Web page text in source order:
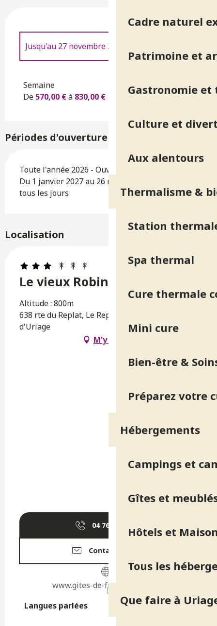
Cadre naturel
Patrimoine et
Gastronomie
Culture et
Aux alentours
Thermalisme &
Station
Spa thermal
Cure thermale
Mini cure
Bien-être &
Préparez votre
Hébergements
Campings et
Gîtes et
Hôtels et
Tous les
Que faire à
Jusqu'au 27 novembre 2026
Semaine
De 570,00 €à 830,00 €
Périodes d'ouverture
Toute l'année 2026 - Ouvert tous les jours
Du 1 janvier 2027 au 26 novembre 2027 - Ouvert
tous les jours
Localisation
Le vieux Robinier
Altitude : 800m
638 rte du Replat, Le Replat, 38410 Saint-Martin-
d'Uriage
M'y rendre
04 76 40 79
Contactez-nous
www.gites-de-france-isere.com
Langues parlées
Langues parlées